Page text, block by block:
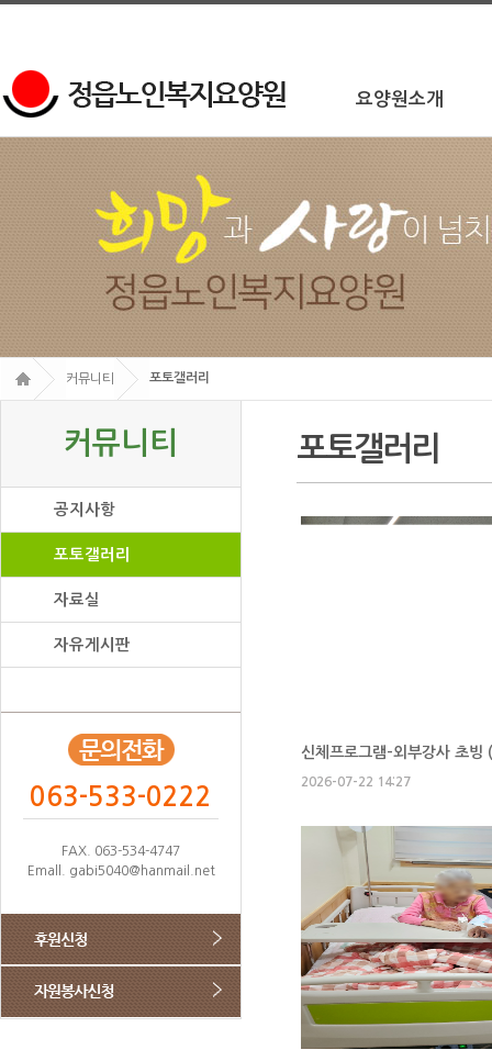
요양원소개
커뮤니티 포토갤러리
커뮤니티
공지사항
포토갤러리
자료실
자유게시판
063-533-0222
FAX. 063-534-4747
Emall. gabi5040@hanmail.net
포토갤러리
신체프로그램-외부강사 초빙 (
2026-07-22 14:27